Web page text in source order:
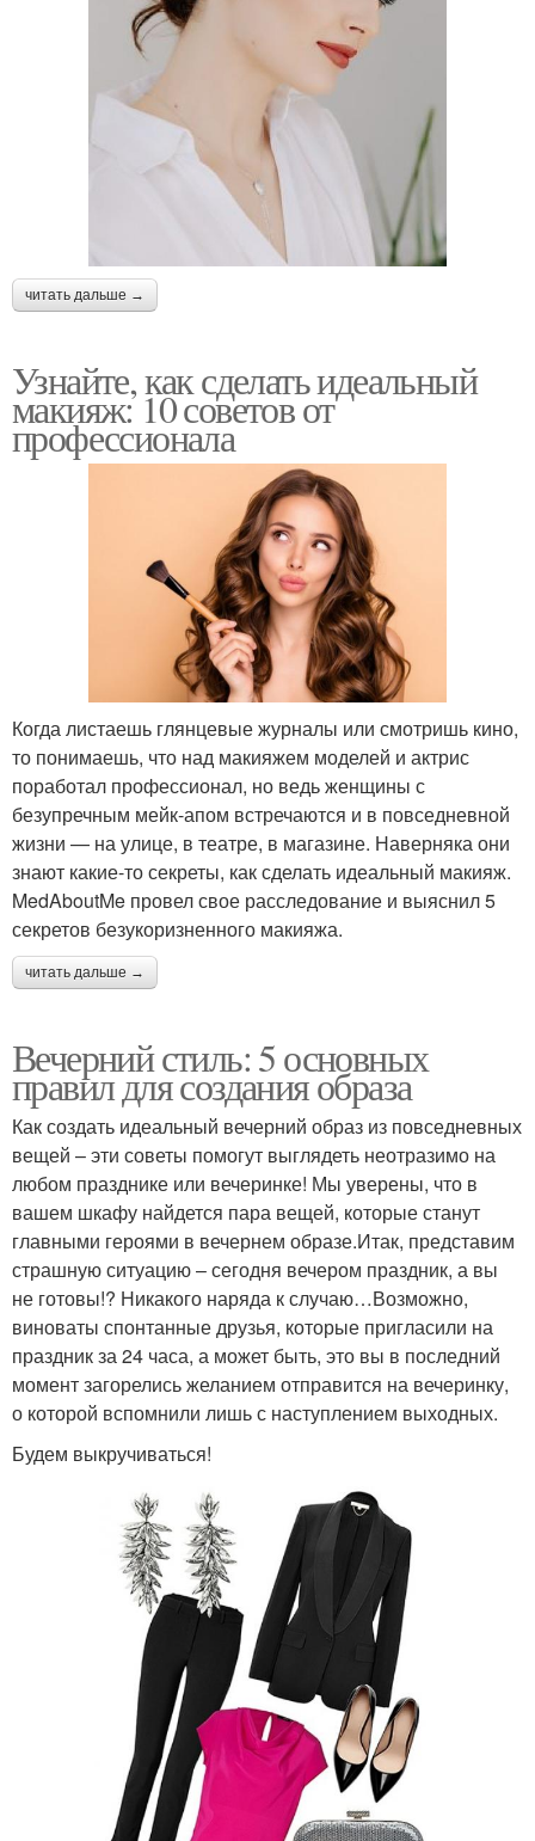
читать дальше →
Узнайте, как сделать идеальный
макияж: 10 советов от
профессионала
Когда листаешь глянцевые журналы или смотришь кино,
то понимаешь, что над макияжем моделей и актрис
поработал профессионал, но ведь женщины с
безупречным мейк-апом встречаются и в повседневной
жизни — на улице, в театре, в магазине. Наверняка они
знают какие-то секреты, как сделать идеальный макияж.
MedAboutMe провел свое расследование и выяснил 5
секретов безукоризненного макияжа.
читать дальше →
Вечерний стиль: 5 основных
правил для создания образа
Как создать идеальный вечерний образ из повседневных
вещей – эти советы помогут выглядеть неотразимо на
любом празднике или вечеринке! Мы уверены, что в
вашем шкафу найдется пара вещей, которые станут
главными героями в вечернем образе.Итак, представим
страшную ситуацию – сегодня вечером праздник, а вы
не готовы!? Никакого наряда к случаю…Возможно,
виноваты спонтанные друзья, которые пригласили на
праздник за 24 часа, а может быть, это вы в последний
момент загорелись желанием отправится на вечеринку,
о которой вспомнили лишь с наступлением выходных.
Будем выкручиваться!